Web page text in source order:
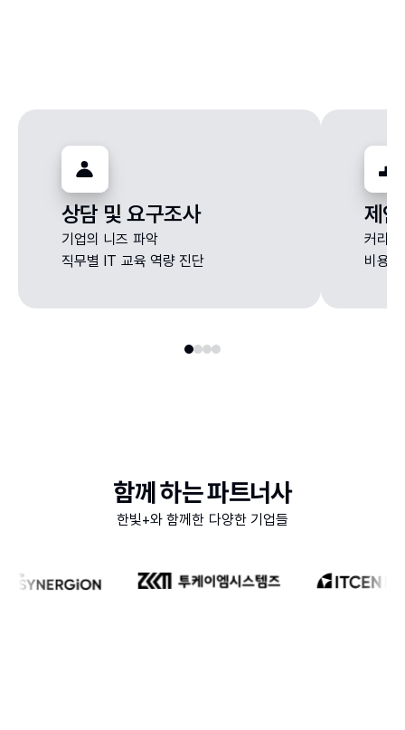
상담 및 요구조사
기업의 니즈 파악
직무별 IT 교육 역량 진단
제
커리
비용
함께 하는 파트너사
한빛+와 함께한 다양한 기업들